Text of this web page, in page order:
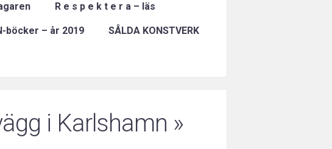
R e s p e k t e r a – läs
böcker – år 2019 SÅLDA KONSTVERK
i Karlshamn »